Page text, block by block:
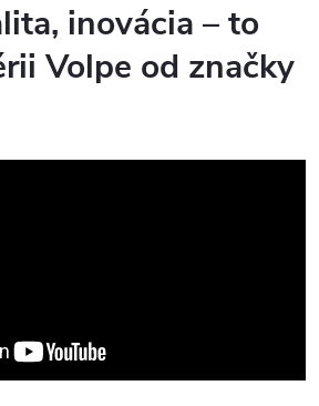
inovácia – to
Volpe od značky